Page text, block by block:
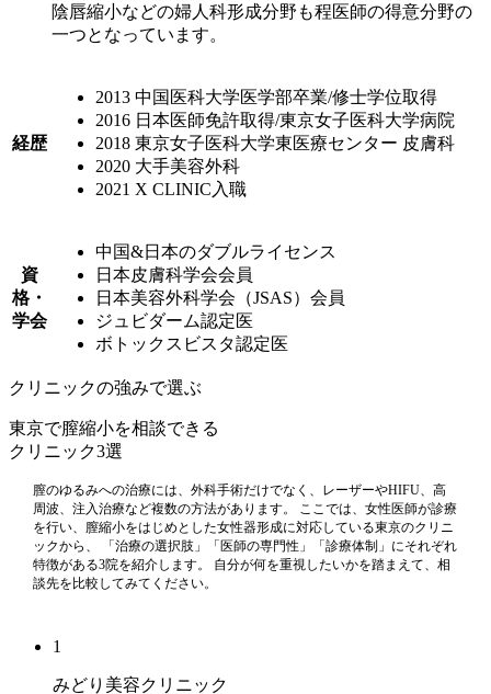
陰唇縮小などの婦人科形成分野も程医師の得意分野の
一つとなっています。
経歴
2013 中国医科大学医学部卒業/修士学位取得
2016 日本医師免許取得/東京女子医科大学病院
2018 東京女子医科大学東医療センター 皮膚科
2020 大手美容外科
2021 X CLINIC入職
資
格・
学会
中国&日本のダブルライセンス
日本皮膚科学会会員
日本美容外科学会（JSAS）会員
ジュビダーム認定医
ボトックスビスタ認定医
クリニックの強みで選ぶ
東京で膣縮小を相談できる
クリニック3選
膣のゆるみへの治療には、外科手術だけでなく、レーザーやHIFU、高
周波、注入治療など複数の方法があります。 ここでは、女性医師が診療
を行い、膣縮小をはじめとした女性器形成に対応している東京のクリニ
ックから、 「治療の選択肢」「医師の専門性」「診療体制」にそれぞれ
特徴がある3院を紹介します。 自分が何を重視したいかを踏まえて、相
談先を比較してみてください。
1
みどり美容クリニック